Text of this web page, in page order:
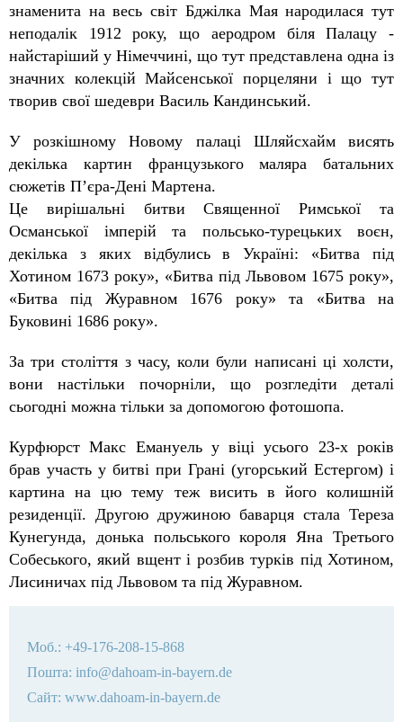
знаменита на весь світ Бджілка Мая народилася тут
неподалік 1912 року, що аеродром біля Палацу -
найстаріший у Німеччині, що тут представлена одна із
значних колекцій Майсенської порцеляни і що тут
творив свої шедеври Василь Кандинський.
У розкішному Новому палаці Шляйсхайм висять
декілька картин французького маляра батальних
сюжетів П’єра-Дені Мартена.
Це вирішальні битви Священної Римської та
Османської імперій та польсько-турецьких воєн,
декілька з яких відбулись в Україні: «Битва під
Хотином 1673 року», «Битва під Львовом 1675 року»,
«Битва під Журавном 1676 року» та «Битва на
Буковині 1686 року».
За три століття з часу, коли були написані ці холсти,
вони настільки почорніли, що розгледіти деталі
сьогодні можна тільки за допомогою фотошопа.
Курфюрст Макс Емануель у віці усього 23-х років
брав участь у битві при Грані (угорський Естергом) і
картина на цю тему теж висить в його колишній
резиденції. Другою дружиною баварця стала Тереза
Кунегунда, донька польського короля Яна Третього
Собеського, який вщент і розбив турків під Хотином,
Лисиничах під Львовом та під Журавном.
Моб.: +49-176-208-15-868
Пошта: info@dahoam-in-bayern.de
Сайт: www.dahoam-in-bayern.de